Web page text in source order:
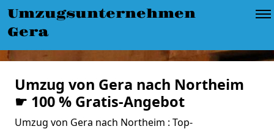
Umzugsunternehmen
Gera
Umzug von Gera nach Northeim
☛ 100 % Gratis-Angebot
Umzug von Gera nach Northeim : Top-